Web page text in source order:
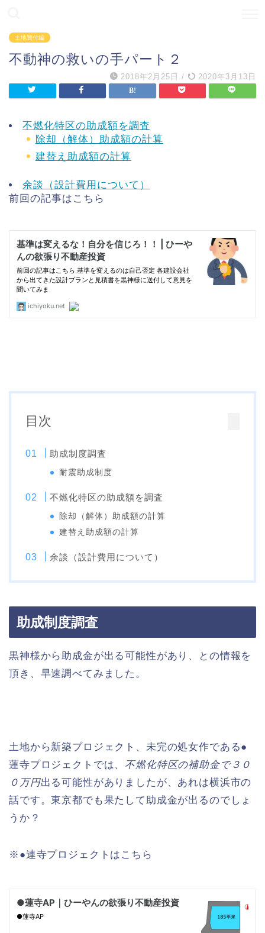
土地買付編
不動神の救いの手パート２
2018年2月25日 / 2020年3月13日
不燃化特区の助成額を調査
除却（解体）助成額の計算
建替え助成額の計算
余談（設計費用について）
前回の記事はこちら
目次
助成制度調査
耐震助成制度
不燃化特区の助成額を調査
除却（解体）助成額の計算
建替え助成額の計算
余談（設計費用について）
助成制度調査
黒神様から助成金が出る可能性があり、との情報を
頂き、早速調べてみました。
土地から新築プロジェクト、未完の処女作である●
蓮寺プロジェクトでは、 不燃化特区の補助金で３０
０万円出る可能性がありましたが、あれは横浜市の
話です。東京都でも果たして助成金が出るのでしょ
うか？
※●連寺プロジェクトはこちら